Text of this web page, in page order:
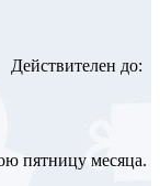
Действителен до:
пятницу месяца.